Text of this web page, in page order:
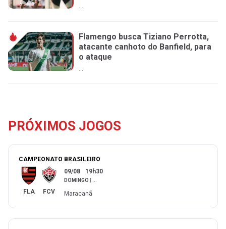
...
Flamengo busca Tiziano Perrotta,
atacante canhoto do Banfield, para
o ataque
PRÓXIMOS JOGOS
CAMPEONATO BRASILEIRO
FLA FCV
09/08 19h30
DOMINGO
Maracanã